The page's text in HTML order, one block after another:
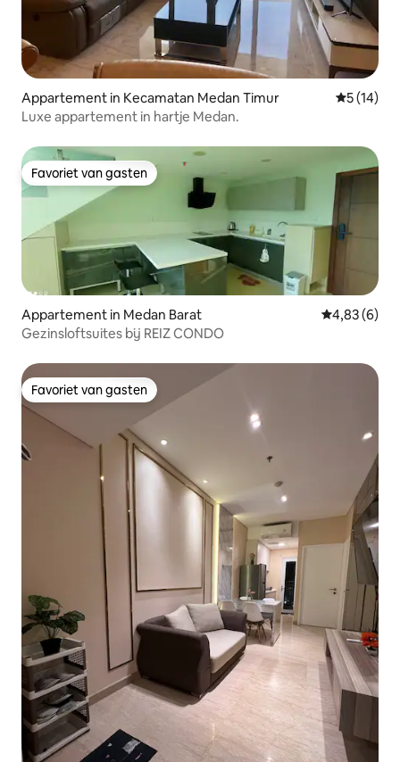
Appartement in Kecamatan Medan Timur
5 (14)
Luxe appartement in hartje Medan.
Favoriet van gasten
Favoriet van gasten
Appartement in Medan Barat Gemiddelde
4,83 (6)
Gezinsloftsuites bij REIZ CONDO
Favoriet van gasten
Favoriet van gasten